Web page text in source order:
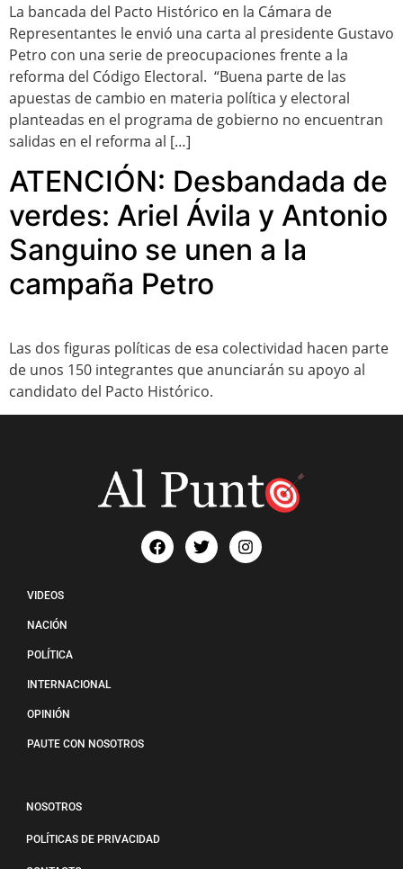
La bancada del Pacto Histórico en la Cámara de
Representantes le envió una carta al presidente Gustavo
Petro con una serie de preocupaciones frente a la
reforma del Código Electoral. “Buena parte de las
apuestas de cambio en materia política y electoral
planteadas en el programa de gobierno no encuentran
salidas en el reforma al […]
ATENCIÓN: Desbandada de
verdes: Ariel Ávila y Antonio
Sanguino se unen a la
campaña Petro
Las dos figuras políticas de esa colectividad hacen parte
de unos 150 integrantes que anunciarán su apoyo al
candidato del Pacto Histórico.
VIDEOS
NACIÓN
POLÍTICA
INTERNACIONAL
OPINIÓN
PAUTE CON NOSOTROS
NOSOTROS
POLÍTICAS DE PRIVACIDAD